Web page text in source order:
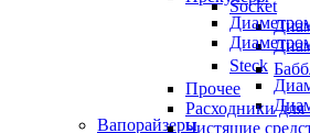
Socket
Steck
Вапорайзеры
Прочее
Расходники для
Чистящие